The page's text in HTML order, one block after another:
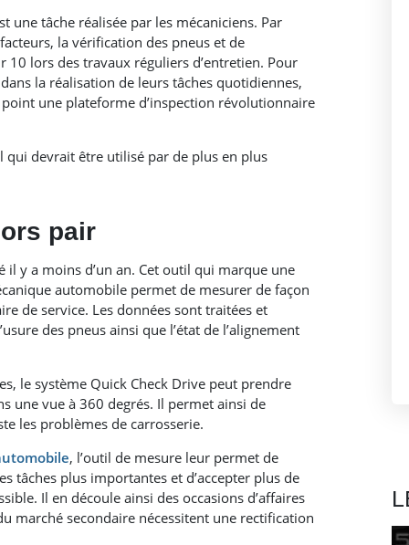
une tâche réalisée par les mécaniciens. Par
la vérification des pneus et de
10 lors des travaux réguliers d’entretien. Pour
la réalisation de leurs tâches quotidiennes,
une plateforme d’inspection révolutionnaire
devrait être utilisé par de plus en plus
pair
il y a moins d’un an. Cet outil qui marque une
automobile permet de mesurer de façon
de service. Les données sont traitées et
des pneus ainsi que l’état de l’alignement
le système Quick Check Drive peut prendre
une vue à 360 degrés. Il permet ainsi de
les problèmes de carrosserie.
, l’outil de mesure leur permet de
tâches plus importantes et d’accepter plus de
Il en découle ainsi des occasions d’affaires
marché secondaire nécessitent une rectification